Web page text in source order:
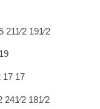
191⁄2
17 17
181⁄2